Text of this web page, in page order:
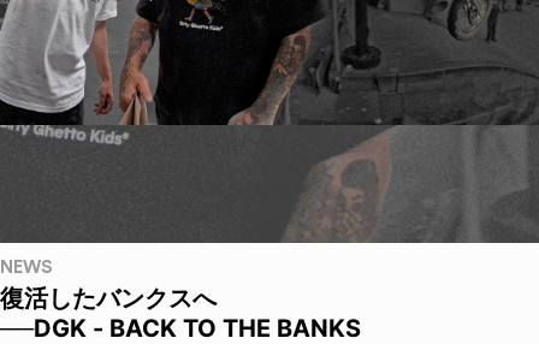
NEWS
復活したバンクスへ
──DGK - BACK TO THE BANKS